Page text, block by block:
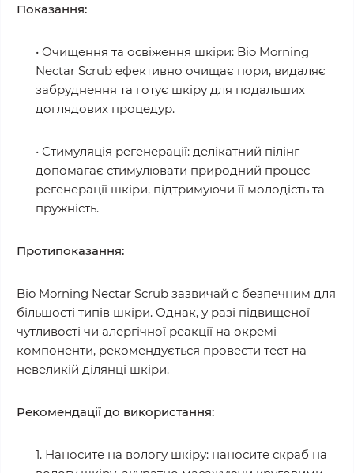
Показання:
• Очищення та освіження шкіри: Bio Morning
Nectar Scrub ефективно очищає пори, видаляє
забруднення та готує шкіру для подальших
доглядових процедур.
• Стимуляція регенерації: делікатний пілінг
допомагає стимулювати природний процес
регенерації шкіри, підтримуючи її молодість та
пружність.
Протипоказання:
Bio Morning Nectar Scrub зазвичай є безпечним для
більшості типів шкіри. Однак, у разі підвищеної
чутливості чи алергічної реакції на окремі
компоненти, рекомендується провести тест на
невеликій ділянці шкіри.
Рекомендації до використання:
1. Наносите на вологу шкіру: наносите скраб на